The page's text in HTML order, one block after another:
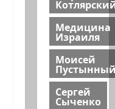
Медицина
Израиля
Моисей
Сергей
Сыченко